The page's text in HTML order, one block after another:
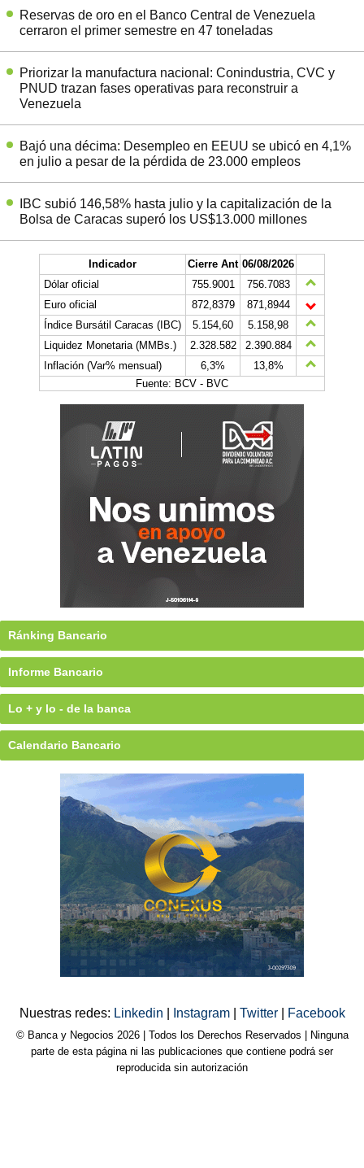
Reservas de oro en el Banco Central de Venezuela
cerraron el primer semestre en 47 toneladas
Priorizar la manufactura nacional: Conindustria, CVC y
PNUD trazan fases operativas para reconstruir a
Venezuela
Bajó una décima: Desempleo en EEUU se ubicó en 4,1%
en julio a pesar de la pérdida de 23.000 empleos
IBC subió 146,58% hasta julio y la capitalización de la
Bolsa de Caracas superó los US$13.000 millones
Indicador Cierre Ant 06/08/2026
Dólar oficial
755.9001
756.7083
Euro oficial
872,8379
871,8944
Índice Bursátil Caracas (IBC)
5.154,60
5.158,98
Liquidez Monetaria (MMBs.)
2.328.582
2.390.884
Inflación (Var% mensual)
6,3%
13,8%
Fuente: BCV - BVC
Ránking Bancario
Informe Bancario
Lo + y lo - de la banca
Calendario Bancario
Nuestras redes: Linkedin Instagram Twitter Facebook
© Banca y Negocios 2026 | Todos los Derechos Reservados | Ninguna
parte de esta página ni las publicaciones que contiene podrá ser
reproducida sin autorización